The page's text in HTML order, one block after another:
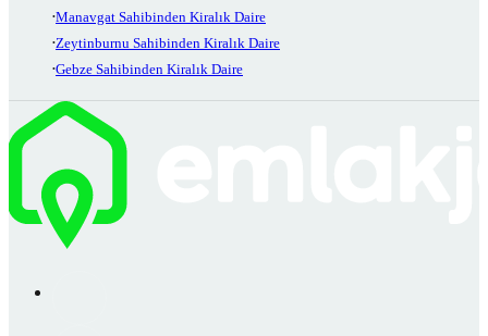
Manavgat Sahibinden Kiralık Daire
Zeytinburnu Sahibinden Kiralık Daire
Gebze Sahibinden Kiralık Daire